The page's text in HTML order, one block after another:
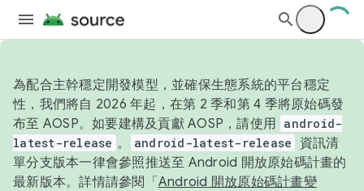
為配合主幹穩定開發模型，並確保生態系統的平台穩定
性，我們將自 2026 年起，在第 2 季和第 4 季將原始碼發
布至 AOSP。如要建構及貢獻 AOSP，請使用 android-
latest-release 。 android-latest-release
資訊清
單分支版本一律會參照推送至 Android 開放原始碼計畫的
最新版本。詳情請參閱「 Android 開放原始碼計畫變